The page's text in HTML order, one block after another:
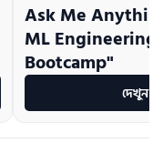
Ask Me
ML Engineering
Bootcamp"
দেখুন